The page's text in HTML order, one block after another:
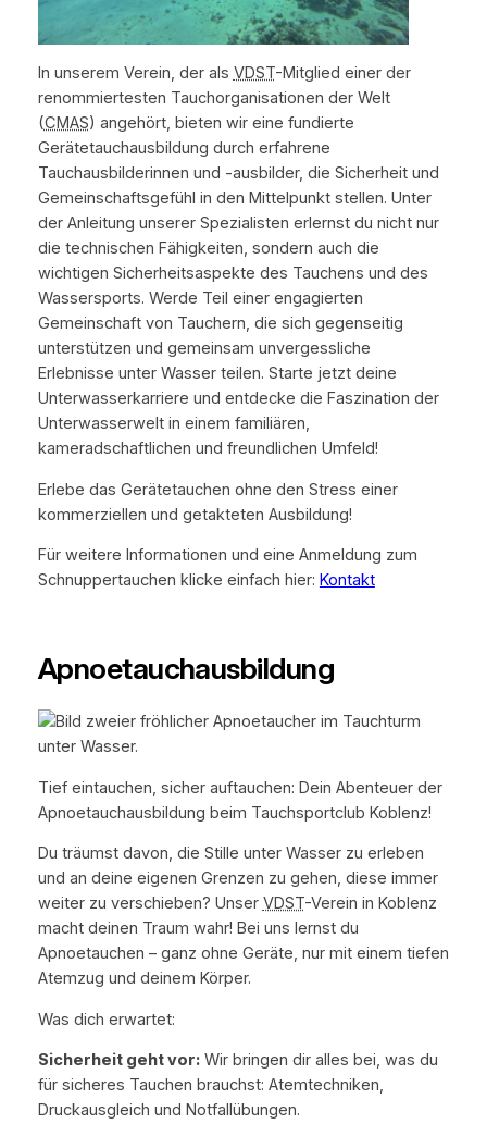
In unserem Verein, der als VDST-Mitglied einer der
renommiertesten Tauchorganisationen der Welt
(CMAS) angehört, bieten wir eine fundierte
Gerätetauchausbildung durch erfahrene
Tauchausbilderinnen und -ausbilder, die Sicherheit und
Gemeinschaftsgefühl in den Mittelpunkt stellen. Unter
der Anleitung unserer Spezialisten erlernst du nicht nur
die technischen Fähigkeiten, sondern auch die
wichtigen Sicherheitsaspekte des Tauchens und des
Wassersports. Werde Teil einer engagierten
Gemeinschaft von Tauchern, die sich gegenseitig
unterstützen und gemeinsam unvergessliche
Erlebnisse unter Wasser teilen. Starte jetzt deine
Unterwasserkarriere und entdecke die Faszination der
Unterwasserwelt in einem familiären,
kameradschaftlichen und freundlichen Umfeld!
Erlebe das Gerätetauchen ohne den Stress einer
kommerziellen und getakteten Ausbildung!
Für weitere Informationen und eine Anmeldung zum
Schnuppertauchen klicke einfach hier: Kontakt
Apnoetauchausbildung
Tief eintauchen, sicher auftauchen: Dein Abenteuer der
Apnoetauchausbildung beim Tauchsportclub Koblenz!
Du träumst davon, die Stille unter Wasser zu erleben
und an deine eigenen Grenzen zu gehen, diese immer
weiter zu verschieben? Unser VDST-Verein in Koblenz
macht deinen Traum wahr! Bei uns lernst du
Apnoetauchen – ganz ohne Geräte, nur mit einem tiefen
Atemzug und deinem Körper.
Was dich erwartet:
Sicherheit geht vor:Wir bringen dir alles bei, was du
für sicheres Tauchen brauchst: Atemtechniken,
Druckausgleich und Notfallübungen.